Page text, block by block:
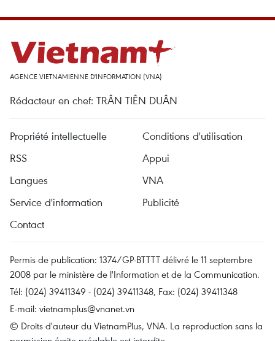
AGENCE VIETNAMIENNE D'INFORMATION (VNA)
Rédacteur en chef: TRÂN TIÊN DUÂN
Propriété intellectuelle
Conditions d'utilisation
RSS
Appui
Langues
VNA
Service d'information
Publicité
Contact
Permis de publication: 1374/GP-BTTTT délivré le 11 septembre
2008 par le ministère de l'Information et de la Communication.
Tél: (024) 39411349 - (024) 39411348, Fax: (024) 39411348
E-mail: vietnamplus@vnanet.vn
© Droits d'auteur du VietnamPlus, VNA. La reproduction sans la